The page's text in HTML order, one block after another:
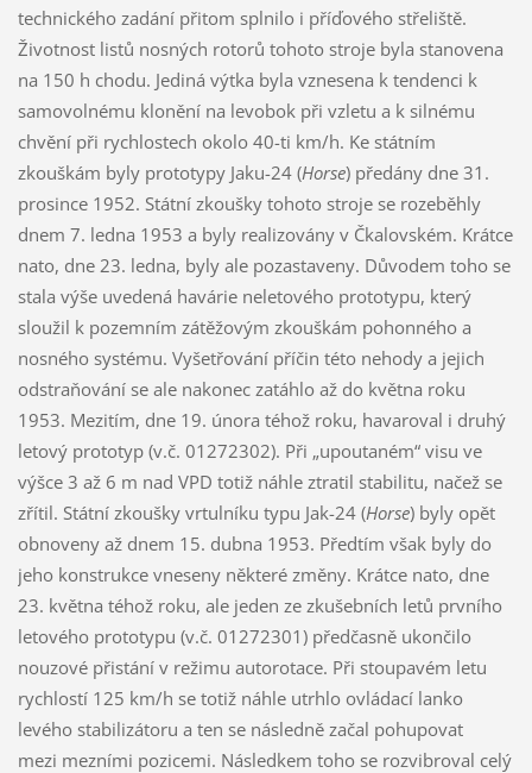
technického zadání přitom splnilo i příďového střeliště.
Životnost listů nosných rotorů tohoto stroje byla stanovena
na 150 h chodu. Jediná výtka byla vznesena k tendenci k
samovolnému klonění na levobok při vzletu a k silnému
chvění při rychlostech okolo 40-ti km/h. Ke státním
zkouškám byly prototypy Jaku-24 (Horse) předány dne 31.
prosince 1952. Státní zkoušky tohoto stroje se rozeběhly
dnem 7. ledna 1953 a byly realizovány v Čkalovském. Krátce
nato, dne 23. ledna, byly ale pozastaveny. Důvodem toho se
stala výše uvedená havárie neletového prototypu, který
sloužil k pozemním zátěžovým zkouškám pohonného a
nosného systému. Vyšetřování příčin této nehody a jejich
odstraňování se ale nakonec zatáhlo až do května roku
1953. Mezitím, dne 19. února téhož roku, havaroval i druhý
letový prototyp (v.č. 01272302). Při „upoutaném“ visu ve
výšce 3 až 6 m nad VPD totiž náhle ztratil stabilitu, načež se
zřítil. Státní zkoušky vrtulníku typu Jak-24 (Horse) byly opět
obnoveny až dnem 15. dubna 1953. Předtím však byly do
jeho konstrukce vneseny některé změny. Krátce nato, dne
23. května téhož roku, ale jeden ze zkušebních letů prvního
letového prototypu (v.č. 01272301) předčasně ukončilo
nouzové přistání v režimu autorotace. Při stoupavém letu
rychlostí 125 km/h se totiž náhle utrhlo ovládací lanko
levého stabilizátoru a ten se následně začal pohupovat
mezi mezními pozicemi. Následkem toho se rozvibroval celý